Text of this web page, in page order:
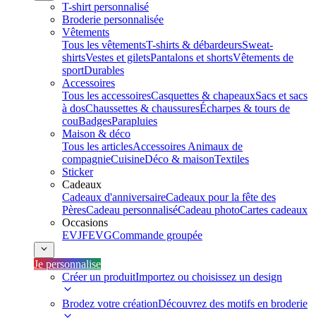
T-shirt personnalisé
Broderie personnalisée
Vêtements
Tous les vêtementsT-shirts & débardeursSweat-
shirtsVestes et giletsPantalons et shortsVêtements de
sportDurables
Accessoires
Tous les accessoiresCasquettes & chapeauxSacs et sacs
à dosChaussettes & chaussuresÉcharpes & tours de
couBadgesParapluies
Maison & déco
Tous les articlesAccessoires Animaux de
compagnieCuisineDéco & maisonTextiles
Sticker
Cadeaux
Cadeaux d'anniversaireCadeaux pour la fête des
PèresCadeau personnaliséCadeau photoCartes cadeaux
Occasions
EVJFEVGCommande groupée
Je personnalise
Créer un produitImportez ou choisissez un design
Brodez votre créationDécouvrez des motifs en broderie